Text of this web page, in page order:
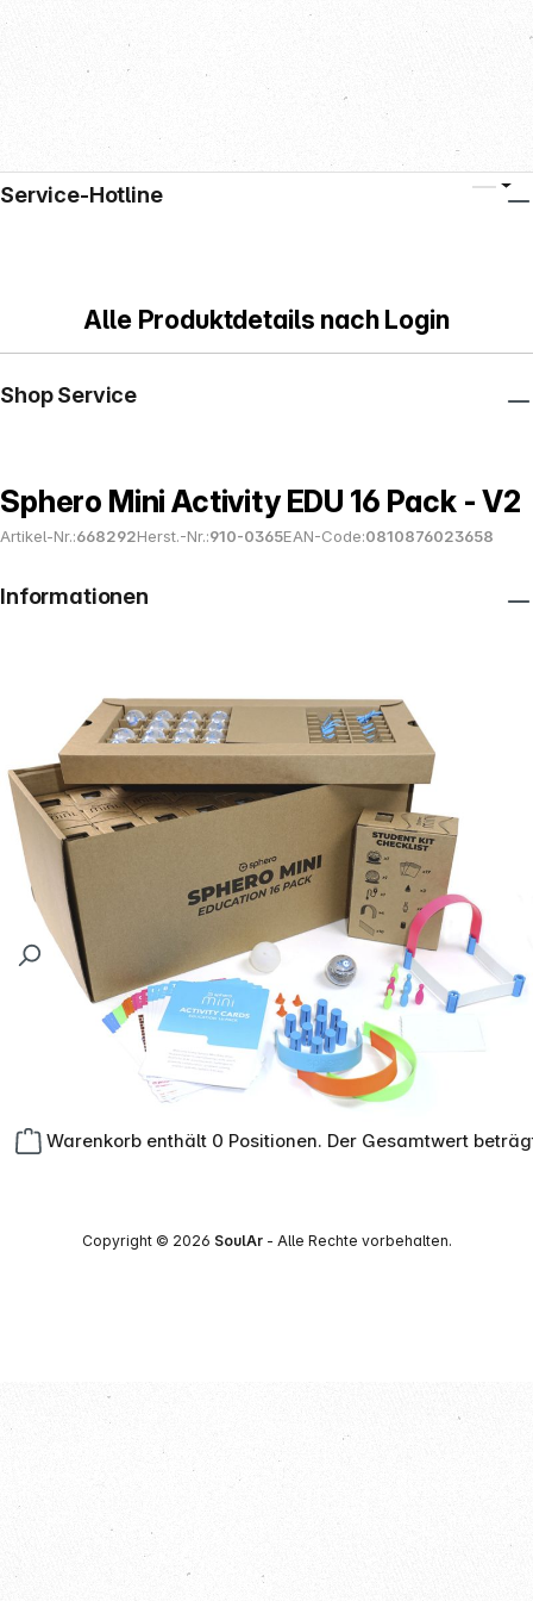
Warenkorb enthält 0 Positionen. Der Gesamtwert
Alle Produktdetails nach Login
Sphero Mini Activity EDU 16 Pack - V2
Artikel-Nr.:668292Herst.-Nr.:910-0365EAN-Code:0810876023658
Service-Hotline
Shop Service
Informationen
Copyright © 2026 SoulAr- Alle Rechte vorbehalten.